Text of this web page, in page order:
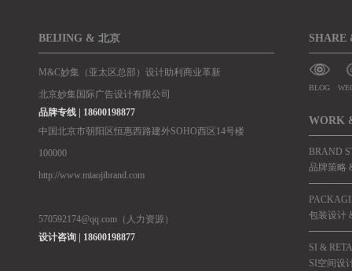
BEIJING & 北京
M&C妙集（亚太区总部）设计助利商业革新
北京妙集国际广告设计有限公司
品牌专线 | 18600198877
中国北京市朝阳区恒惠西路建外SOHO西区14号楼
100000
http://www.miaojibrand.com
570592174@qq.com（人力资源）
设计咨询 | 18600198877
SHARE
BLOG
WORK
BRAND
品牌策略
包装设计
SI &
SI空间设